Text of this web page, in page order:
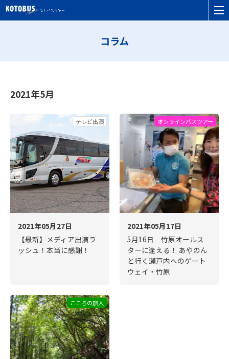
コラム
2021年5月
テレビ出演
2021年05月27日
【最新】メディア出演ラ
ッシュ！本当に感謝！
オンラインバスツアー
2021年05月17日
5月16日 竹原オールス
ターに逢える！ あやのん
と行く瀬戸内へのゲート
ウェイ・竹原
こころの旅人